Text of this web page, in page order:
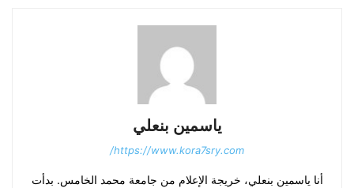
ياسمين بنعلي
https://www.kora7sry.com/
أنا ياسمين بنعلي، خريجة الإعلام من جامعة محمد الخامس. بدأت